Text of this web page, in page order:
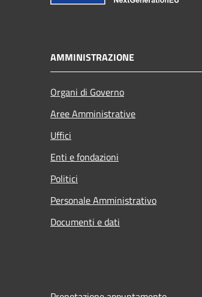
AMMINISTRAZIONE
Organi di Governo
Aree Amministrative
Uffici
Enti e fondazioni
Politici
Personale Amministrativo
Documenti e dati